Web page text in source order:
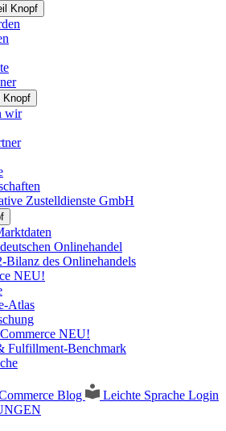
Knopf
Knopf
wir
Zustelldienste GmbH
Onlinehandel
Bilanz des Onlinehandels
NEU!
Atlas
NEU!
Fulfillment-Benchmark
Blog Leichte Sprache Login